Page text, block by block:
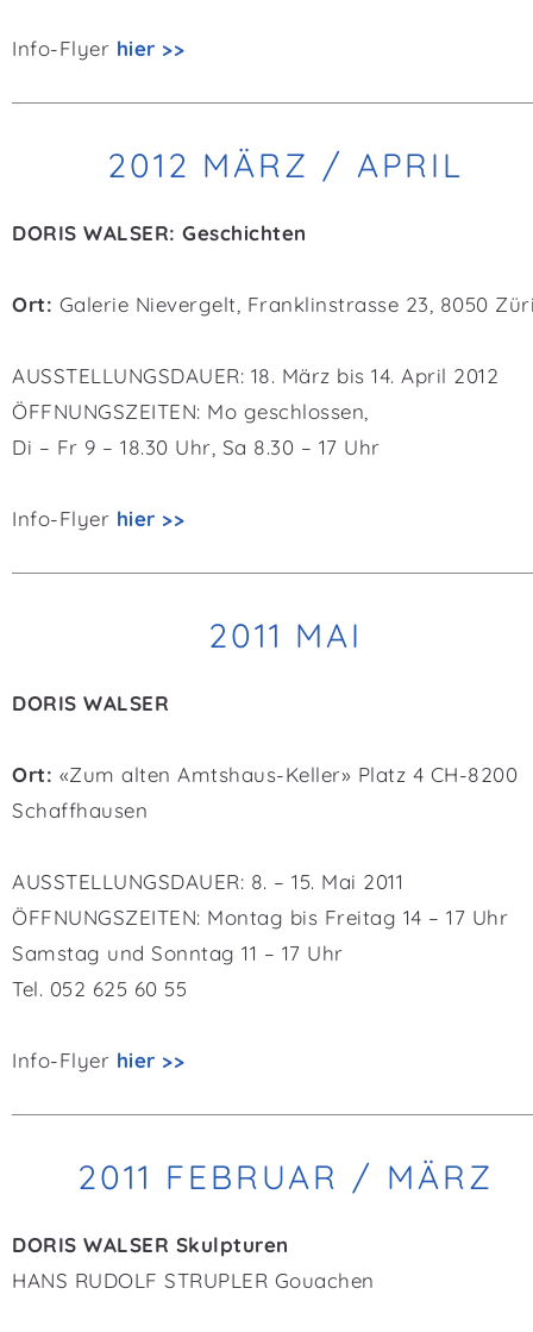
Info-Flyer hier >>
2012 MÄRZ / APRIL
DORIS WALSER: Geschichten
Ort: Galerie Nievergelt, Franklinstrasse 23, 8050
AUSSTELLUNGSDAUER: 18. März bis 14. April 2012
ÖFFNUNGSZEITEN: Mo geschlossen,
Di – Fr 9 – 18.30 Uhr, Sa 8.30 – 17 Uhr
Info-Flyer hier >>
2011 MAI
DORIS WALSER
Ort: «Zum alten Amtshaus-Keller» Platz 4 CH-8200
Schaffhausen
AUSSTELLUNGSDAUER: 8. – 15. Mai 2011
ÖFFNUNGSZEITEN: Montag bis Freitag 14 – 17 Uhr
Samstag und Sonntag 11 – 17 Uhr
Tel. 052 625 60 55
Info-Flyer hier >>
2011 FEBRUAR / MÄRZ
DORIS WALSER Skulpturen
HANS RUDOLF STRUPLER Gouachen